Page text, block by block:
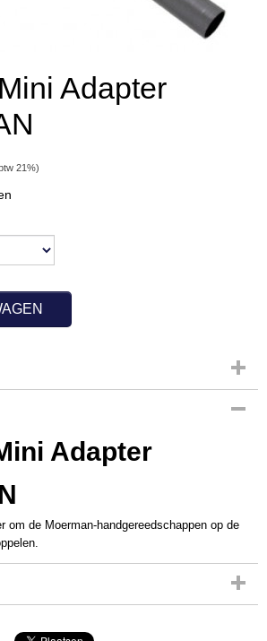
Adapter
21%)
Adapter
om de Moerman-handgereedschappen op de